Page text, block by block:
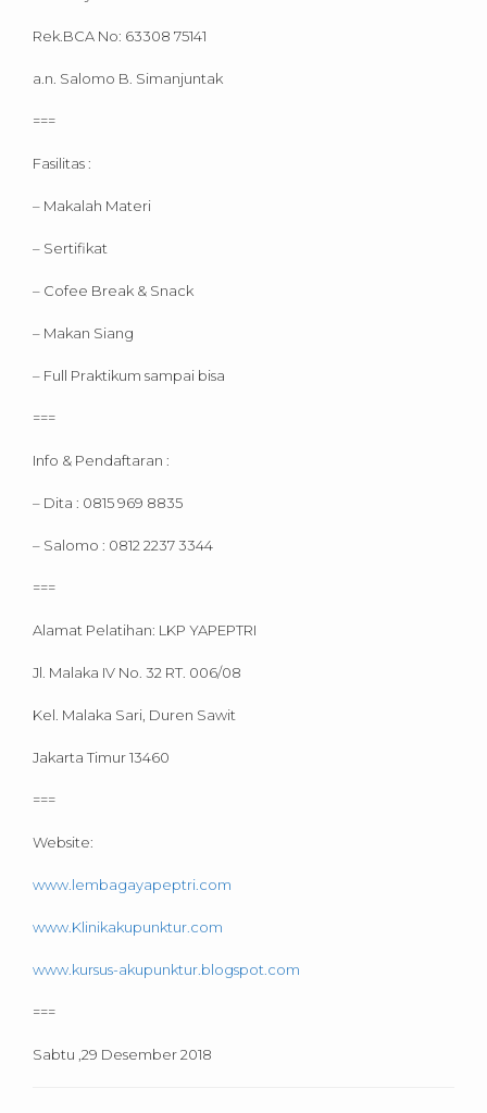
Rek.BCA No: 63308 75141
a.n. Salomo B. Simanjuntak
===
Fasilitas :
– Makalah Materi
– Sertifikat
– Cofee Break & Snack
– Makan Siang
– Full Praktikum sampai bisa
===
Info & Pendaftaran :
– Dita : 0815 969 8835
– Salomo : 0812 2237 3344
===
Alamat Pelatihan: LKP YAPEPTRI
Jl. Malaka IV No. 32 RT. 006/08
Kel. Malaka Sari, Duren Sawit
Jakarta Timur 13460
===
Website:
www.lembagayapeptri.com
www.Klinikakupunktur.com
www.kursus-akupunktur.blogspot.com
===
Sabtu ,29 Desember 2018